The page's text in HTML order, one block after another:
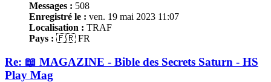
Messages : 508
Enregistré le : ven. 19 mai 2023 11:07
Localisation : TRAF
Pays : 🇫🇷 FR
Re: 📖 MAGAZINE - Bible des Secrets Saturn - HS
Play Mag